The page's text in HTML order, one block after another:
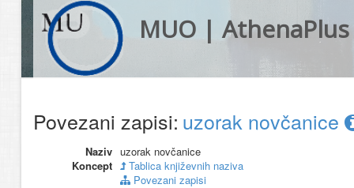
MUO | AthenaPlus
Povezani zapisi: uzorak novčanice
Naziv uzorak novčanice
Koncept
Tablica književnih naziva
Povezani zapisi